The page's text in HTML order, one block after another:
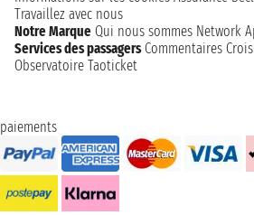
Travaillez avec nous
Notre Marque Qui nous sommes Network
Services des passagers Commentaires
Observatoire Taoticket
paiements